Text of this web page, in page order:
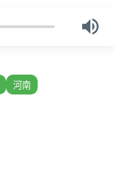
河南